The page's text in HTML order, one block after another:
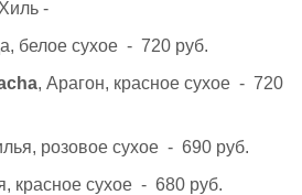
-
белое сухое - 720 руб.
, Арагон, красное сухое - 720
розовое сухое - 690 руб.
красное сухое - 680 руб.